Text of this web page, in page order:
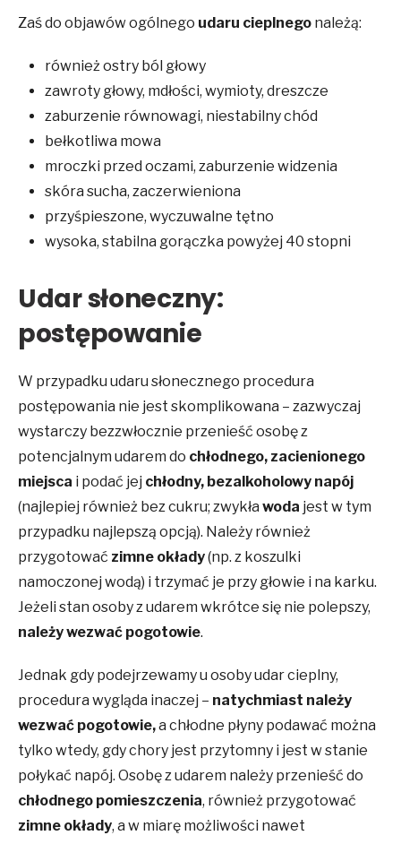
Zaś do objawów ogólnego udaru cieplnego należą:
również ostry ból głowy
zawroty głowy, mdłości, wymioty, dreszcze
zaburzenie równowagi, niestabilny chód
bełkotliwa mowa
mroczki przed oczami, zaburzenie widzenia
skóra sucha, zaczerwieniona
przyśpieszone, wyczuwalne tętno
wysoka, stabilna gorączka powyżej 40 stopni
Udar słoneczny:
postępowanie
W przypadku udaru słonecznego procedura
postępowania nie jest skomplikowana – zazwyczaj
wystarczy bezzwłocznie przenieść osobę z
potencjalnym udarem do chłodnego, zacienionego
miejsca i podać jej chłodny, bezalkoholowy napój
(najlepiej również bez cukru; zwykła woda jest w tym
przypadku najlepszą opcją). Należy również
przygotować zimne okłady(np. z koszulki
namoczonej wodą) i trzymać je przy głowie i na karku.
Jeżeli stan osoby z udarem wkrótce się nie polepszy,
należy wezwać pogotowie.
Jednak gdy podejrzewamy u osoby udar cieplny,
procedura wygląda inaczej – natychmiast należy
wezwać pogotowie,a chłodne płyny podawać można
tylko wtedy, gdy chory jest przytomny i jest w stanie
połykać napój. Osobę z udarem należy przenieść do
chłodnego pomieszczenia, również przygotować
zimne okłady, a w miarę możliwości nawet